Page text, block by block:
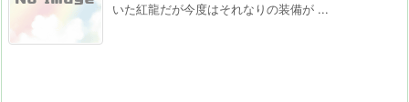
いた紅龍だが今度はそれなりの装備が ...